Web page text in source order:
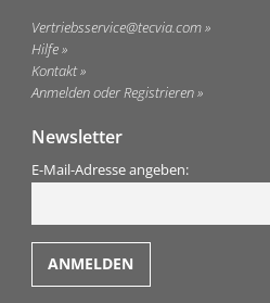
Vertriebsservice@tecvia.com
Hilfe
Kontakt
Anmelden oder Registrieren
Newsletter
E-Mail-Adresse angeben: